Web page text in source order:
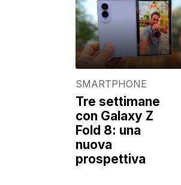
SMARTPHONE
Tre settimane
con Galaxy Z
Fold 8: una
nuova
prospettiva